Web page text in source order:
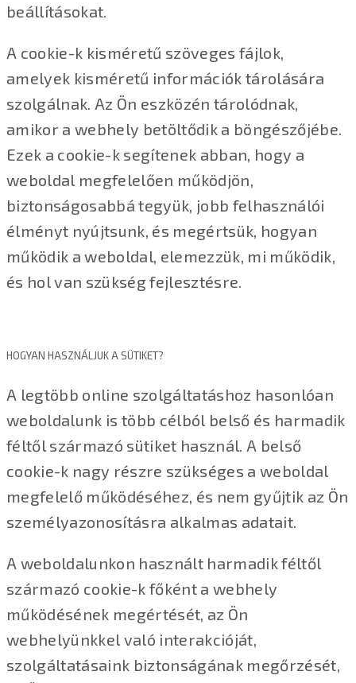
beállításokat.
A cookie-k kisméretű szöveges fájlok,
amelyek kisméretű információk tárolására
szolgálnak. Az Ön eszközén tárolódnak,
amikor a webhely betöltődik a böngészőjébe.
Ezek a cookie-k segítenek abban, hogy a
weboldal megfelelően működjön,
biztonságosabbá tegyük, jobb felhasználói
élményt nyújtsunk, és megértsük, hogyan
működik a weboldal, elemezzük, mi működik,
és hol van szükség fejlesztésre.
HOGYAN HASZNÁLJUK A SÜTIKET?
A legtöbb online szolgáltatáshoz hasonlóan
weboldalunk is több célból belső és harmadik
féltől származó sütiket használ. A belső
cookie-k nagy részre szükséges a weboldal
megfelelő működéséhez, és nem gyűjtik az Ön
személyazonosításra alkalmas adatait.
A weboldalunkon használt harmadik féltől
származó cookie-k főként a webhely
működésének megértését, az Ön
webhelyünkkel való interakcióját,
szolgáltatásaink biztonságának megőrzését,